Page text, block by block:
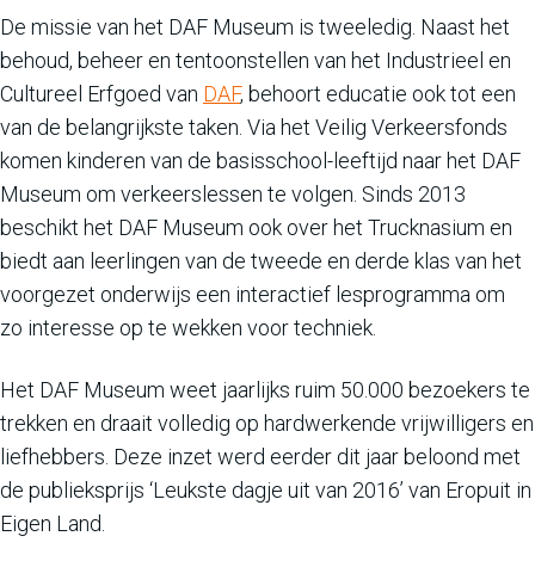
De missie van het DAF Museum is tweeledig. Naast het
behoud, beheer en tentoonstellen van het Industrieel en
Cultureel Erfgoed van DAF, behoort educatie ook tot een
van de belangrijkste taken. Via het Veilig Verkeersfonds
komen kinderen van de basisschool-leeftijd naar het DAF
Museum om verkeerslessen te volgen. Sinds 2013
beschikt het DAF Museum ook over het Trucknasium en
biedt aan leerlingen van de tweede en derde klas van het
voorgezet onderwijs een interactief lesprogramma om
zo interesse op te wekken voor techniek.
Het DAF Museum weet jaarlijks ruim 50.000 bezoekers te
trekken en draait volledig op hardwerkende vrijwilligers en
liefhebbers. Deze inzet werd eerder dit jaar beloond met
de publieksprijs ‘Leukste dagje uit van 2016’ van Eropuit in
Eigen Land.